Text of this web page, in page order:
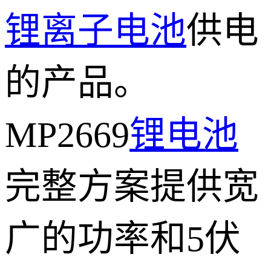
锂离子电池供电
的产品。
MP2669锂电池
完整方案提供宽
广的功率和5伏